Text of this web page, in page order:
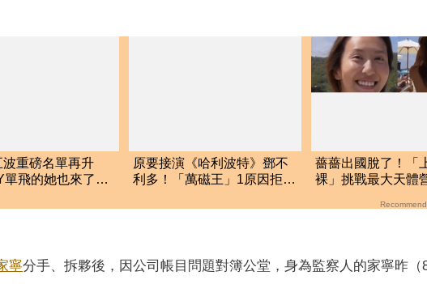
重磅名單再升
單飛的她也來了
原要接演《哈利波特》鄧不
利多！「萬磁王」1原因拒絕
薔薔出國脫了！「
裸」挑戰最大天
寧分手、拆夥後，因公司帳目問題對簿公堂，身為監察人的家寧昨（